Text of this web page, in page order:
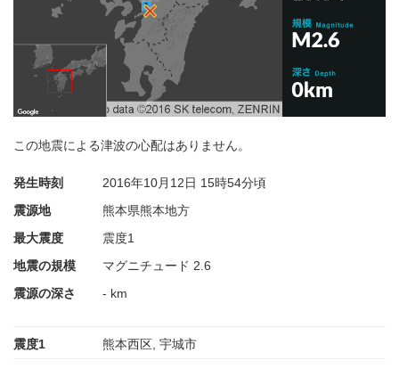
この地震による津波の心配はありません。
発生時刻 2016年10月12日 15時54分頃
震源地
熊本県熊本地方
最大震度
震度1
地震の規模
マグニチュード 2.6
震源の深さ
- km
震度1 熊本西区, 宇城市